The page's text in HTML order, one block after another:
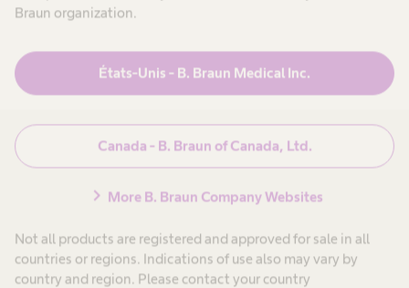
Braun organization.
États-Unis - B. Braun Medical Inc.
Canada - B. Braun of Canada, Ltd.
chevron_right More B. Braun Company Websites
Not all products are registered and approved for sale in all
countries or regions. Indications of use also may vary by
country and region. Please contact your country
Certains traitements par perfusion peuvent être
administrés dans une clinique ou à domicile.
vers une clinique, puis vers leur domicile, de
manière sûre et efficace, peut s’avérer un
processus complexe. Obtenez plus
patients leur liberté et leur mobilité pendant les
perfusions.